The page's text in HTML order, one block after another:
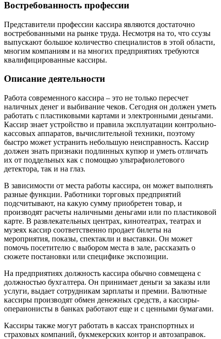
Востребованность профессии
Представители профессии кассира являются достаточно
востребованными на рынке труда. Несмотря на то, что ссузы
выпускают большое количество специалистов в этой области,
многим компаниям и на многих предприятиях требуются
квалифицированные кассиры.
Описание деятельности
Работа современного кассира – это не только пересчет
наличных денег и выбивание чеков. Сегодня он должен уметь
работать с пластиковыми картами и электронными деньгами.
Кассир знает устройство и правила эксплуатации контрольно-
кассовых аппаратов, вычислительной техники, поэтому
быстро может устранить небольшую неисправность. Кассир
должен знать признаки подлинных купюр и уметь отличать
их от поддельных как с помощью ультрафиолетового
детектора, так и на глаз.
В зависимости от места работы кассира, он может выполнять
разные функции. Работники торговых предприятий
подсчитывают, на какую сумму приобретен товар, и
производят расчеты наличными деньгами или по пластиковой
карте. В развлекательных центрах, кинотеатрах, театрах и
музеях кассир соответственно продает билеты на
мероприятия, показы, спектакли и выставки. Он может
помочь посетителю с выбором места в зале, рассказать о
сюжете постановки или специфике экспозиции.
На предприятиях должность кассира обычно совмещена с
должностью бухгалтера. Он принимает деньги за заказы или
услуги, выдает сотрудникам зарплаты и премии. Валютные
кассиры производят обмен денежных средств, а кассиры-
операионисты в банках работают еще и с ценными бумагами.
Кассиры также могут работать в кассах транспортных и
страховых компаний, букмекерских контор и автозаправок.